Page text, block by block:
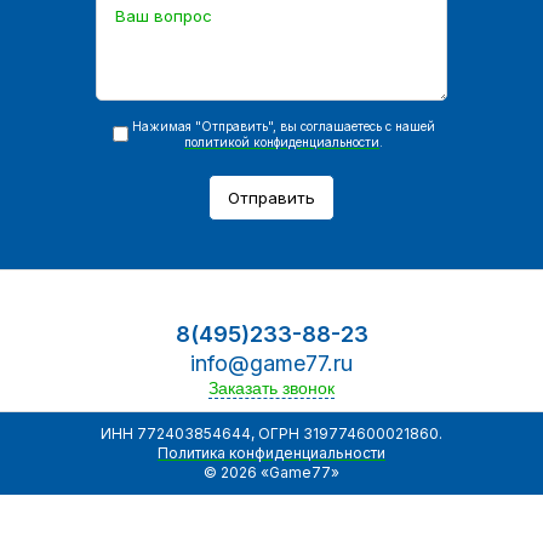
Нажимая "Отправить", вы соглашаетесь с нашей
политикой конфиденциальности
Отправить
8(495)233-88-23
info@game77.ru
Заказать звонок
ИНН 772403854644, ОГРН 319774600021860.
Политика конфиденциальности
© 2026 «Game77»